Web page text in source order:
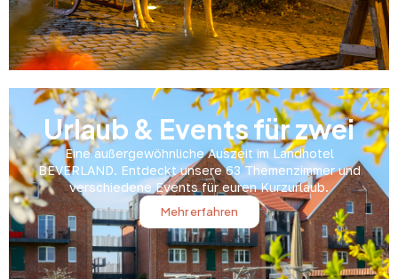
Urlaub & Events für zwei
Eine außergewöhnliche Auszeit im Landhotel
BEVERLAND. Entdeckt unsere 63 Themenzimmer und
verschiedene Events für euren Kurzurlaub.
Mehr erfahren